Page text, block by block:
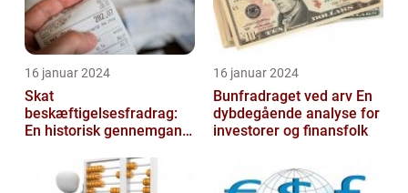
16 januar 2024
Skat
beskæftigelsesfradrag:
En historisk gennemgang
skattefritagelsesprogram
for inves...
16 januar 2024
Bunfradraget ved arv En
dybdegående analyse for
investorer og finansfolk